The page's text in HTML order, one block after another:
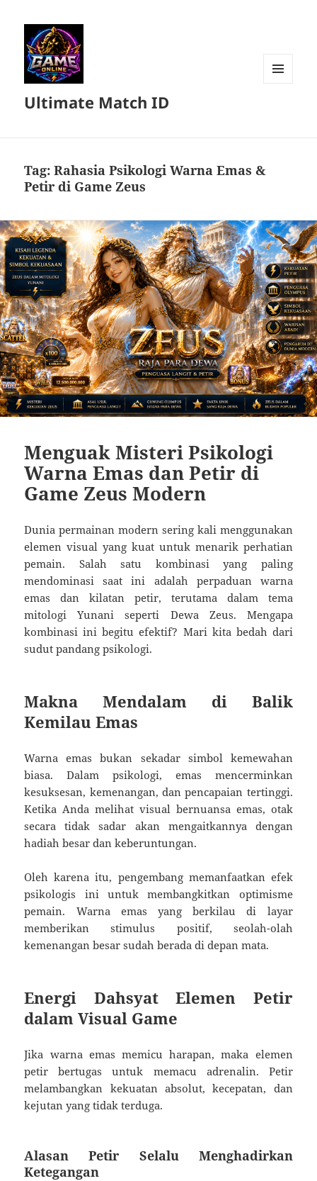
Ultimate Match ID
Tag:Rahasia Psikologi Warna Emas &
Petir di Game Zeus
Menguak Misteri Psikologi
Warna Emas dan Petir di
Game Zeus Modern
Dunia permainan modern sering kali menggunakan
elemen visual yang kuat untuk menarik perhatian
pemain. Salah satu kombinasi yang paling
mendominasi saat ini adalah perpaduan warna
emas dan kilatan petir, terutama dalam tema
mitologi Yunani seperti Dewa Zeus. Mengapa
kombinasi ini begitu efektif? Mari kita bedah dari
sudut pandang psikologi.
Makna Mendalam di Balik
Kemilau Emas
Warna emas bukan sekadar simbol kemewahan
biasa. Dalam psikologi, emas mencerminkan
kesuksesan, kemenangan, dan pencapaian tertinggi.
Ketika Anda melihat visual bernuansa emas, otak
secara tidak sadar akan mengaitkannya dengan
hadiah besar dan keberuntungan.
Oleh karena itu, pengembang memanfaatkan efek
psikologis ini untuk membangkitkan optimisme
pemain. Warna emas yang berkilau di layar
memberikan stimulus positif, seolah-olah
kemenangan besar sudah berada di depan mata.
Energi Dahsyat Elemen Petir
dalam Visual Game
Jika warna emas memicu harapan, maka elemen
petir bertugas untuk memacu adrenalin. Petir
melambangkan kekuatan absolut, kecepatan, dan
kejutan yang tidak terduga.
Alasan Petir Selalu Menghadirkan
Ketegangan